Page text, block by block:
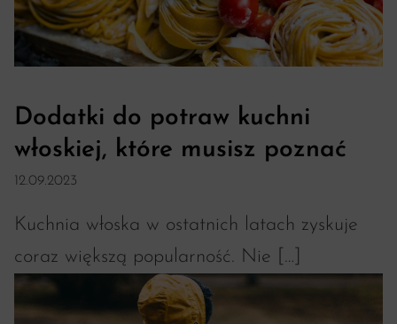
Dodatki do potraw kuchni
włoskiej, które musisz poznać
12.09.2023
Kuchnia włoska w ostatnich latach zyskuje
coraz większą popularność. Nie […]